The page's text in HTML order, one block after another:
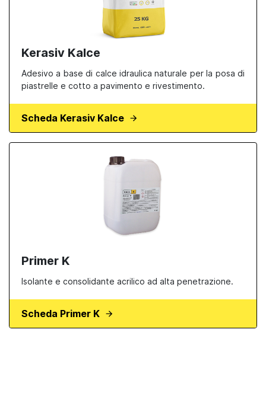
Kerasiv Kalce
Adesivo a base di calce idraulica naturale per la posa di
piastrelle e cotto a pavimento e rivestimento.
Scheda Kerasiv Kalce
Primer K
Isolante e consolidante acrilico ad alta penetrazione.
Scheda Primer K